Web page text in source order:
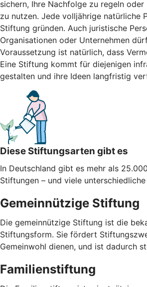
sichern, Ihre Nachfolge zu regeln
zu nutzen. Jede volljährige natürliche
Stiftung gründen. Auch juristische
Organisationen oder Unternehmen
Voraussetzung ist natürlich, dass
Eine Stiftung kommt für diejenigen
gestalten und ihre Ideen langfristig
Diese Stiftungsarten gibt es
In Deutschland gibt es mehr als
Stiftungen – und viele
Gemeinnützige Stiftung
Die gemeinnützige Stiftung ist die
Stiftungsform. Sie fördert
Gemeinwohl dienen, und ist dadurch
Familienstiftung